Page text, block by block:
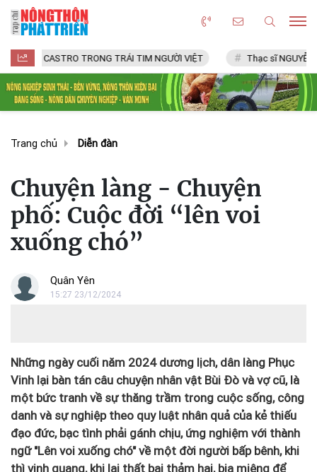
TRONG TRÁI TIM NGƯỜI VIỆT Thạc sĩ NGUYỄN VĂN CHÍ
Trang chủ Diễn đàn
Chuyện làng - Chuyện
phố: Cuộc đời “lên voi
xuống chó”
Quân Yên
15:27 23/12/2024
Những ngày cuối năm 2024 dương lịch, dân làng Phục
Vinh lại bàn tán câu chuyện nhân vật Bùi Đò và vợ cũ, là
một bức tranh về sự thăng trầm trong cuộc sống, công
danh và sự nghiệp theo quy luật nhân quả của kẻ thiếu
đạo đức, bạc tình phải gánh chịu, ứng nghiệm với thành
ngữ "Lên voi xuống chó" về một đời người bấp bênh, khi
thì vinh quang, khi lại thất bại thảm hại, bia miệng để